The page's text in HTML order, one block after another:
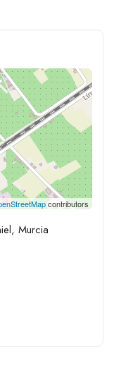
contributors
Murcia